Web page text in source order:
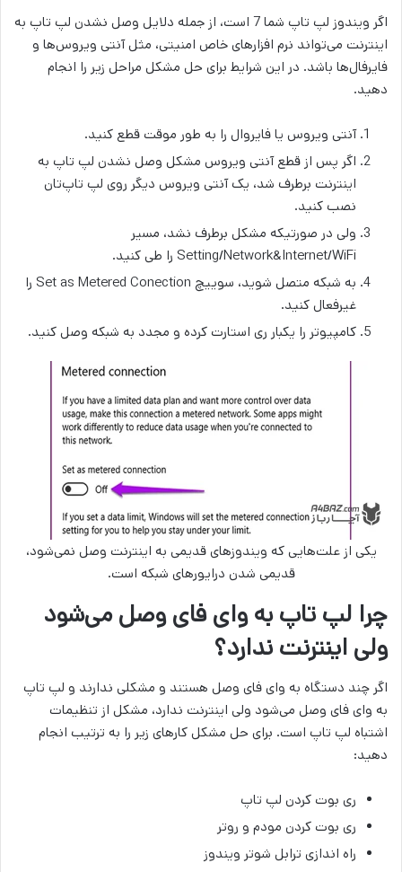
اگر ویندوز لپ تاپ شما 7 است، از جمله دلایل وصل نشدن لپ تاپ به
اینترنت می‌تواند نرم افزارهای خاص امنیتی، مثل آنتی ویروس‌ها و
فایرفال‌ها باشد. در این شرایط برای حل مشکل مراحل زیر را انجام
دهید.
آنتی ویروس یا فایروال را به طور موقت قطع کنید.
اگر پس از قطع آنتی ویروس مشکل وصل نشدن لپ تاپ به
اینترنت برطرف شد، یک آنتی ویروس دیگر روی لپ تاپ‌تان
نصب کنید.
ولی در صورتیکه مشکل برطرف نشد، مسیر
Setting/Network&Internet/WiFi را طی کنید.
به شبکه متصل شوید، سوییچ Set as Metered Conection را
غیرفعال کنید.
کامپیوتر را یکبار ری استارت کرده و مجدد به شبکه وصل کنید.
یکی از علت‌هایی که ویندوزهای قدیمی به اینترنت وصل نمی‌شود،
قدیمی شدن درایورهای شبکه است.
چرا لپ تاپ به وای فای وصل می‌شود
ولی اینترنت ندارد؟
اگر چند دستگاه به وای فای وصل هستند و مشکلی ندارند و لپ تاپ
به وای فای وصل می‌شود ولی اینترنت ندارد، مشکل از تنظیمات
اشتباه لپ تاپ است. برای حل مشکل کارهای زیر را به ترتیب انجام
دهید:
ری بوت کردن لپ تاپ
ری بوت کردن مودم و روتر
راه اندازی ترابل شوتر ویندوز